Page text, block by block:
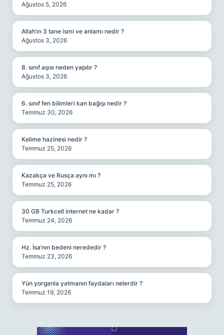
Ağustos 5, 2026
Allah’ın 3 tane ismi ve anlamı nedir ?
Ağustos 3, 2026
8. sınıf aşısı neden yapılır ?
Ağustos 3, 2026
6. sınıf fen bilimleri kan bağışı nedir ?
Temmuz 30, 2026
Kelime hazinesi nedir ?
Temmuz 25, 2026
Kazakça ve Rusça aynı mı ?
Temmuz 25, 2026
30 GB Turkcell internet ne kadar ?
Temmuz 24, 2026
Hz. İsa’nın bedeni nerededir ?
Temmuz 23, 2026
Yün yorganla yatmanın faydaları nelerdir ?
Temmuz 19, 2026